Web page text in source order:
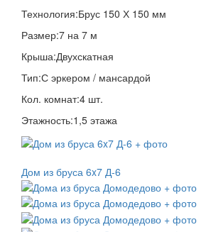
Технология:Брус 150 Х 150 мм
Размер:7 на 7 м
Крыша:Двухскатная
Тип:С эркером / мансардой
Кол. комнат:4 шт.
Этажность:1,5 этажа
Дом из бруса 6x7 Д-6